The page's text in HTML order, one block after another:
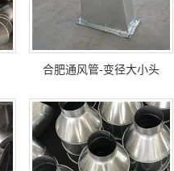
合肥通风管-变径大小头